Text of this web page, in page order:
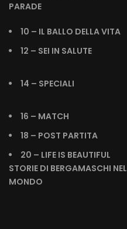
PARADE
10 – IL BALLO DELLA VITA
12 – SEI IN SALUTE
14 – SPECIALI
16 – MATCH
18 – POST PARTITA
20 – LIFE IS BEAUTIFUL
STORIE DI BERGAMASCHI NEL
MONDO